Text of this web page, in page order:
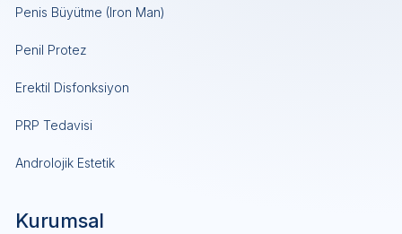
Penis Büyütme (Iron Man)
Penil Protez
Erektil Disfonksiyon
PRP Tedavisi
Androlojik Estetik
Kurumsal